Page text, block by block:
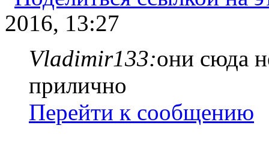
2016, 13:27
Vladimir133:они сюда
прилично
Перейти к сообщению